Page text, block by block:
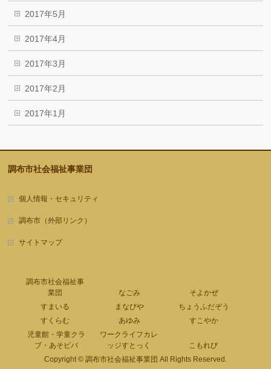
2017年5月
2017年4月
2017年3月
2017年2月
2017年1月
調布市社会福祉事業団
個人情報・セキュリティ
調布市（外部リンク）
サイトマップ
調布市社会福祉事
業団
なごみ
そよかぜ
すまいる
まなびや
ちょうふだぞう
すくらむ
あゆみ
すこやか
児童館・学童クラ
ブ・あそビバ
ワークライフカレ
ッジすとっく
こもれび
Copyright © 調布市社会福祉事業団 All Rights Reserved.